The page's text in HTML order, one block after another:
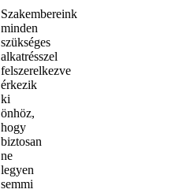
Szakembereink
minden
szükséges
alkatrésszel
felszerelkezve
érkezik
ki
önhöz,
hogy
biztosan
ne
legyen
semmi